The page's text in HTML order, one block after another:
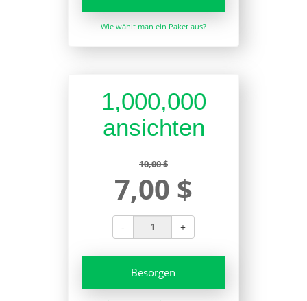
Wie wählt man ein Paket aus?
1,000,000
ansichten
10,00 $
7,00 $
- +
Besorgen